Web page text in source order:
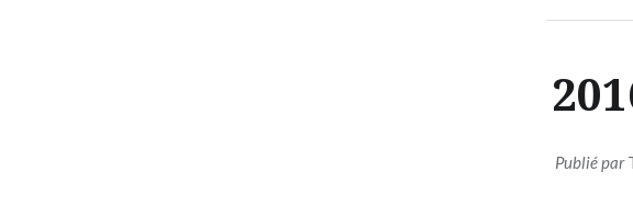
Publié par